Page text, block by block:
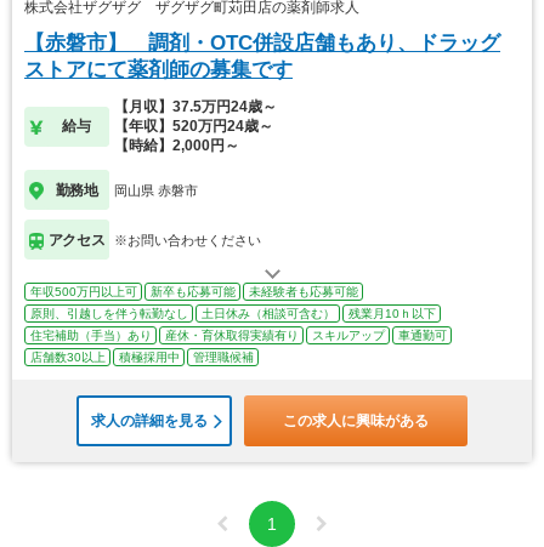
株式会社ザグザグ ザグザグ町苅田店の薬剤師求人
【赤磐市】 調剤・OTC併設店舗もあり、ドラッグ
ストアにて薬剤師の募集です
給与
【月収】37.5万円24歳～
【年収】520万円24歳～
【時給】2,000円～
勤務地 岡山県 赤磐市
アクセス ※お問い合わせください
年収500万円以上可 新卒も応募可能
未経験者も応募可能
原則、引越しを伴う転勤なし
土日休み（相談可含む）
残業月10ｈ以下
住宅補助（手当）あり
産休・育休取得実績有り スキルアップ
車通勤可
店舗数30以上
積極採用中 管理職候補
求人の詳細を見る この求人に興味がある
1